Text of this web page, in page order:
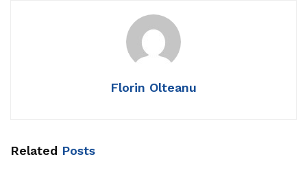
fost ceasurile ca să fie punctuali. A domnit 48 de ani
realizând lucruri fundamentale.
Florin Olteanu
Related Posts